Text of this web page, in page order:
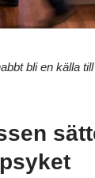
bli en källa